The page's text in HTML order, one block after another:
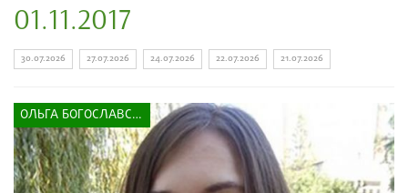
01.11.2017
30.07.2026 27.07.2026 24.07.2026 22.07.2026 21.07.2026
ОЛЬГА БОГОСЛАВСЬКА